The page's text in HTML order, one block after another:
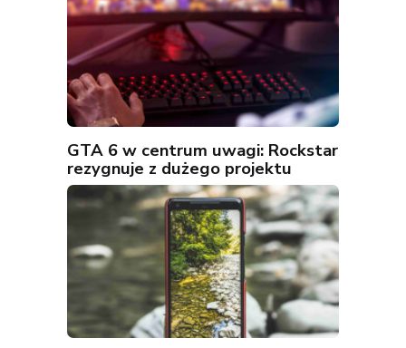
GTA 6 w centrum uwagi: Rockstar
rezygnuje z dużego projektu